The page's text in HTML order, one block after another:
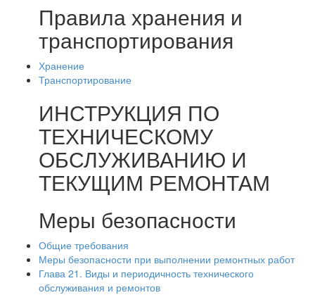
Правила хранения и
транспортирования
Хранение
Транспортирование
ИНСТРУКЦИЯ ПО
ТЕХНИЧЕСКОМУ
ОБСЛУЖИВАНИЮ И
ТЕКУЩИМ РЕМОНТАМ
Меры безопасности
Общие требования
Меры безопасности при выполнении ремонтных работ
Глава 21. Виды и периодичность технического
обслуживания и ремонтов